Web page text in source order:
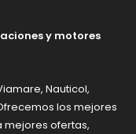
y motores
Nauticol,
los mejores
mejores ofertas,